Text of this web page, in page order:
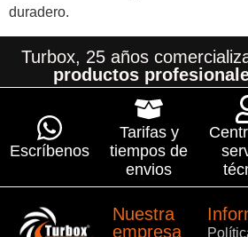
duradero.
Turbox, 25 años
productos
Escríbenos
Tarifas y
tiempos de
envios
Nuestra
empresa